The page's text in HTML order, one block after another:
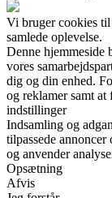
Vi bruger cookies
samlede oplevelse.
Denne hjemmeside
vores
dig og din enhed.
og reklamer samt
indstillinger
Indsamling og
tilpassede
og anvender
Opsætning
Afvis